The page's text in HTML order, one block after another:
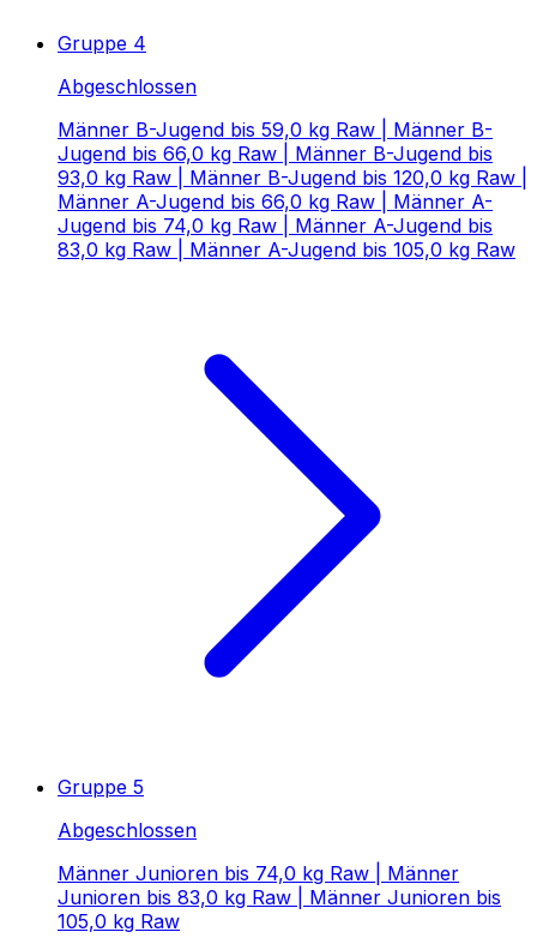
Gruppe 4
Abgeschlossen
Männer B-Jugend bis 59,0 kg Raw | Männer B-
Jugend bis 66,0 kg Raw | Männer B-Jugend bis
93,0 kg Raw | Männer B-Jugend bis 120,0 kg Raw |
Männer A-Jugend bis 66,0 kg Raw | Männer A-
Jugend bis 74,0 kg Raw | Männer A-Jugend bis
83,0 kg Raw | Männer A-Jugend bis 105,0 kg Raw
Gruppe 5
Abgeschlossen
Männer Junioren bis 74,0 kg Raw | Männer
Junioren bis 83,0 kg Raw | Männer Junioren bis
105,0 kg Raw